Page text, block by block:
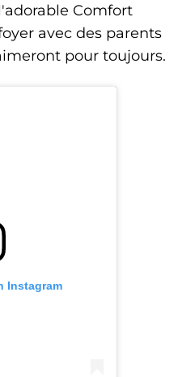
Comfort
avec des parents
pour toujours.
Instagram